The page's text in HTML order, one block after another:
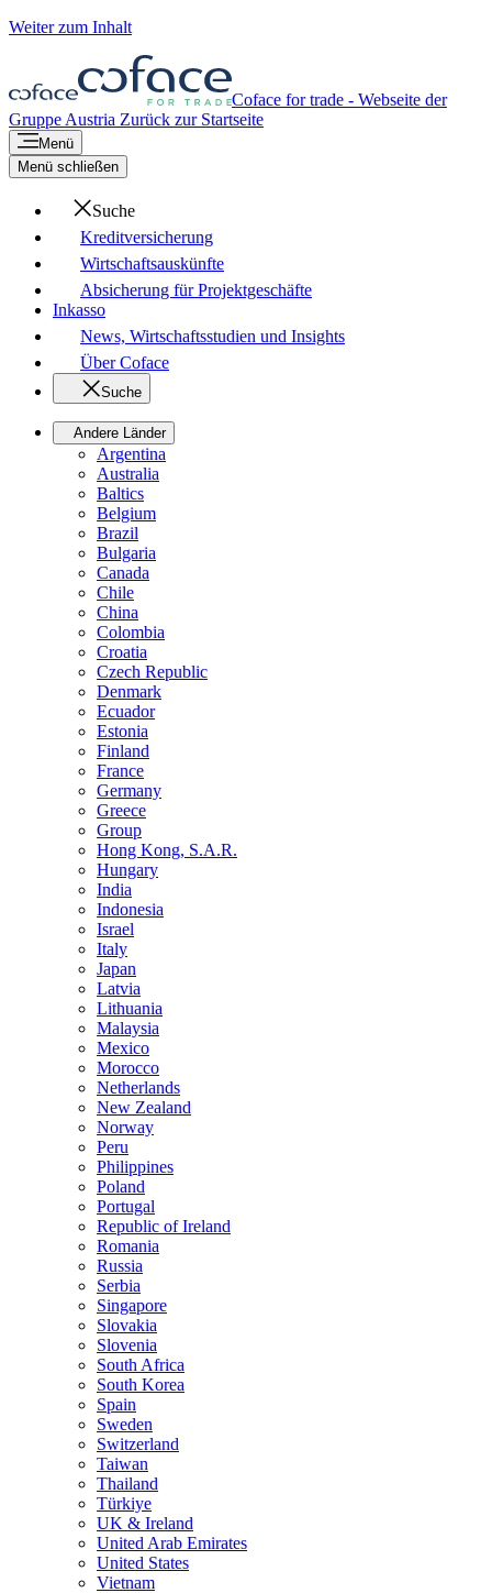
Weiter zum Inhalt
Coface for trade - Webseite der
Gruppe Austria Zurück zur Startseite
Menü
Menü schließen
Suche
Kreditversicherung
Wirtschaftsauskünfte
Absicherung für Projektgeschäfte
Inkasso
News, Wirtschaftsstudien und Insights
Über Coface
Suche
Andere Länder
Argentina
Australia
Baltics
Belgium
Brazil
Bulgaria
Canada
Chile
China
Colombia
Croatia
Czech Republic
Denmark
Ecuador
Estonia
Finland
France
Germany
Greece
Group
Hong Kong, S.A.R.
Hungary
India
Indonesia
Israel
Italy
Japan
Latvia
Lithuania
Malaysia
Mexico
Morocco
Netherlands
New Zealand
Norway
Peru
Philippines
Poland
Portugal
Republic of Ireland
Romania
Russia
Serbia
Singapore
Slovakia
Slovenia
South Africa
South Korea
Spain
Sweden
Switzerland
Taiwan
Thailand
Türkiye
UK & Ireland
United Arab Emirates
United States
Vietnam